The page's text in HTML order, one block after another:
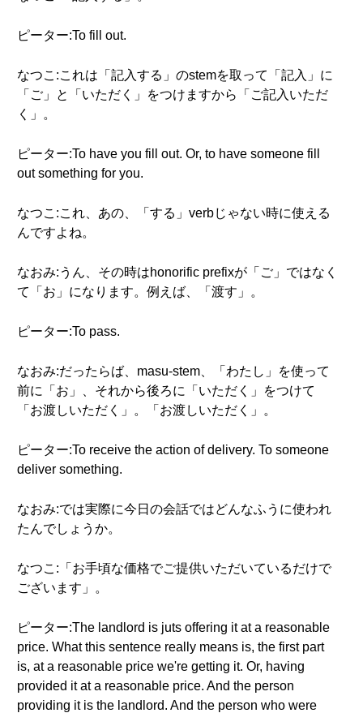
ピーター:To fill out.
なつこ:これは「記入する」のstemを取って「記入」に
「ご」と「いただく」をつけますから「ご記入いただ
く」。
ピーター:To have you fill out. Or, to have someone fill
out something for you.
なつこ:これ、あの、「する」verbじゃない時に使える
んですよね。
なおみ:うん、その時はhonorific prefixが「ご」ではなく
て「お」になります。例えば、「渡す」。
ピーター:To pass.
なおみ:だったらば、masu-stem、「わたし」を使って
前に「お」、それから後ろに「いただく」をつけて
「お渡しいただく」。「お渡しいただく」。
ピーター:To receive the action of delivery. To someone
deliver something.
なおみ:では実際に今日の会話ではどんなふうに使われ
たんでしょうか。
なつこ:「お手頃な価格でご提供いただいているだけで
ございます」。
ピーター:The landlord is juts offering it at a reasonable
price. What this sentence really means is, the first part
is, at a reasonable price we're getting it. Or, having
provided it at a reasonable price. And the person
providing it is the landlord. And the person who were